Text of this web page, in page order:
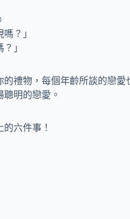
？」
」
禮物，每個年齡所談的戀
明的戀愛。
六件事！